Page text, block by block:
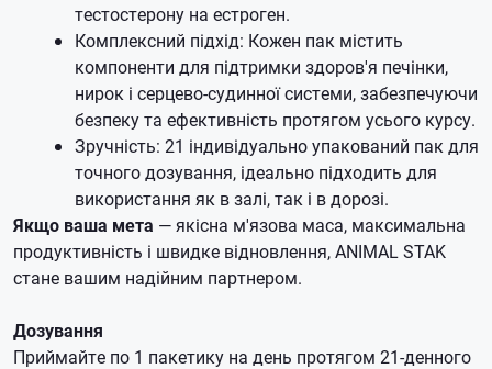
тестостерону на естроген.
Комплексний підхід: Кожен пак містить
компоненти для підтримки здоров'я печінки,
нирок і серцево-судинної системи, забезпечуючи
безпеку та ефективність протягом усього курсу.
Зручність: 21 індивідуально упакований пак для
точного дозування, ідеально підходить для
використання як в залі, так і в дорозі.
Якщо ваша мета — якісна м'язова маса, максимальна
продуктивність і швидке відновлення, ANIMAL STAK
стане вашим надійним партнером.
Дозування
Приймайте по 1 пакетику на день протягом 21-денного